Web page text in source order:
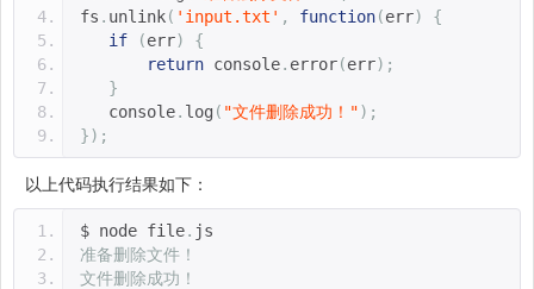
fs . unlink( 'input.txt' , function(err)
{
if
(err)
{
return console. error(err);
}
   console
. log ( "文件删除成功！");
});
以上代码执行结果如下：
$ node file. js
准备删除文件！
文件删除成功！